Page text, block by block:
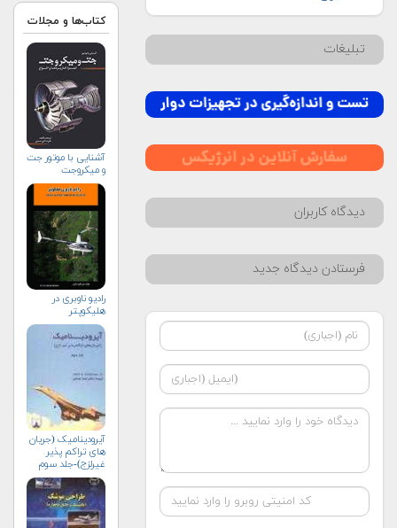
تبلیغات
دیدگاه کاربران
فرستادن دیدگاه جدید
کتاب‌ها و مجلات
آشنایی با موتور جت
و میکروجت
رادیو ناوبری در
هلیکوپتر
آیرودینامیک (جریان
های تراکم پذیر
غیرلزج)-جلد سوم